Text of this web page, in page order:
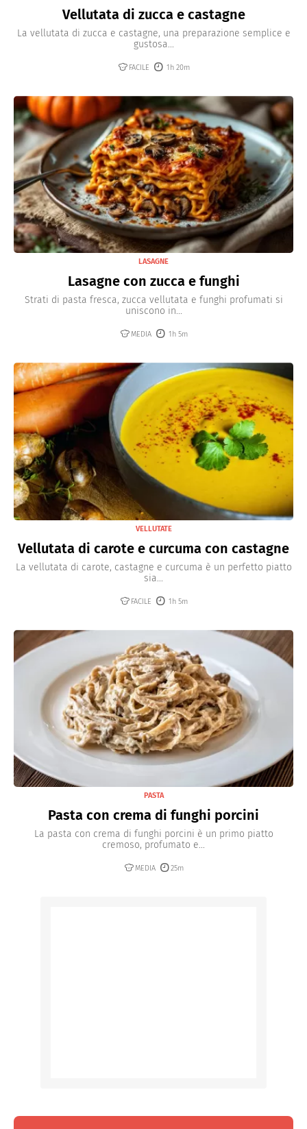
Vellutata di zucca e castagne
La vellutata di zucca e castagne, una preparazione semplice e
gustosa...
FACILE 1h 20m
LASAGNE
Lasagne con zucca e funghi
Strati di pasta fresca, zucca vellutata e funghi profumati si
uniscono in...
MEDIA 1h 5m
VELLUTATE
Vellutata di carote e curcuma con castagne
La vellutata di carote, castagne e curcuma è un perfetto piatto
sia...
FACILE 1h 5m
PASTA
Pasta con crema di funghi porcini
La pasta con crema di funghi porcini è un primo piatto
cremoso, profumato e...
MEDIA 25m